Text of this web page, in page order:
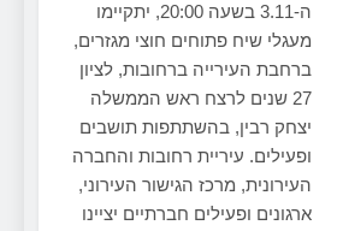
ה-3.11 בשעה 20:00, יתקיימו
מעגלי שיח פתוחים חוצי מגזרים,
ברחבת העירייה ברחובות, לציון
27 שנים לרצח ראש הממשלה
יצחק רבין, בהשתתפות תושבים
ופעילים. עיריית רחובות והחברה
העירונית, מרכז הגישור העירוני,
ארגונים ופעילים חברתיים יציינו